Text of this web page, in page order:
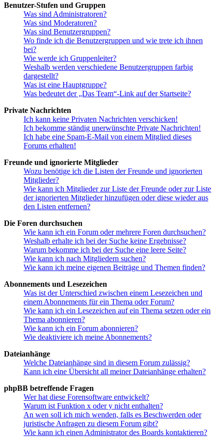
Benutzer-Stufen und Gruppen
Was sind Administratoren?
Was sind Moderatoren?
Was sind Benutzergruppen?
Wo finde ich die Benutzergruppen und wie trete ich ihnen
bei?
Wie werde ich Gruppenleiter?
Weshalb werden verschiedene Benutzergruppen farbig
dargestellt?
Was ist eine Hauptgruppe?
Was bedeutet der „Das Team“-Link auf der Startseite?
Private Nachrichten
Ich kann keine Privaten Nachrichten verschicken!
Ich bekomme ständig unerwünschte Private Nachrichten!
Ich habe eine Spam-E-Mail von einem Mitglied dieses
Forums erhalten!
Freunde und ignorierte Mitglieder
Wozu benötige ich die Listen der Freunde und ignorierten
Mitglieder?
Wie kann ich Mitglieder zur Liste der Freunde oder zur Liste
der ignorierten Mitglieder hinzufügen oder diese wieder aus
den Listen entfernen?
Die Foren durchsuchen
Wie kann ich ein Forum oder mehrere Foren durchsuchen?
Weshalb erhalte ich bei der Suche keine Ergebnisse?
Warum bekomme ich bei der Suche eine leere Seite?
Wie kann ich nach Mitgliedern suchen?
Wie kann ich meine eigenen Beiträge und Themen finden?
Abonnements und Lesezeichen
Was ist der Unterschied zwischen einem Lesezeichen und
einem Abonnements für ein Thema oder Forum?
Wie kann ich ein Lesezeichen auf ein Thema setzen oder ein
Thema abonnieren?
Wie kann ich ein Forum abonnieren?
Wie deaktiviere ich meine Abonnements?
Dateianhänge
Welche Dateianhänge sind in diesem Forum zulässig?
Kann ich eine Übersicht all meiner Dateianhänge erhalten?
phpBB betreffende Fragen
Wer hat diese Forensoftware entwickelt?
Warum ist Funktion x oder y nicht enthalten?
An wen soll ich mich wenden, falls es Beschwerden oder
juristische Anfragen zu diesem Forum gibt?
Wie kann ich einen Administrator des Boards kontaktieren?